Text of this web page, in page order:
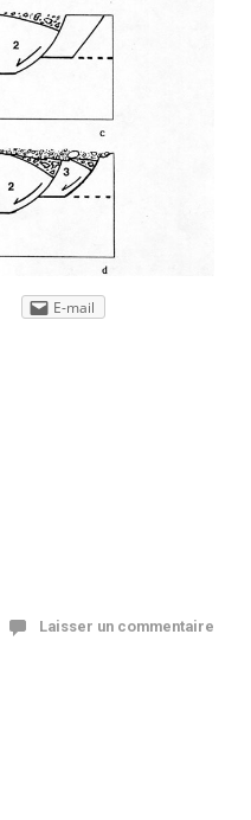
E-mail
Laisser un commentaire